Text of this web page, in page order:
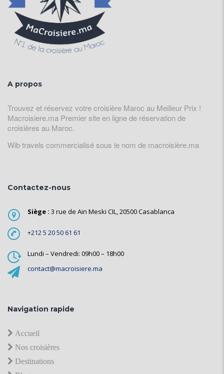
A propos
Trouvez et réservez votre croisière Maroc au Meilleur Prix !
Macroisiere.ma Premier site en ligne de réservation de
croisières au Maroc.
Wib travels commercialisé sous le nom de macroisière.ma
Contactez-nous
Siège : 3 rue de Ain Meski CIL, 20500 Casablanca
+212 5 20 50 61 61
Lundi – Vendredi: 09h00 – 18h00
contact@macroisiere.ma
Navigation rapide
Accueil
Nos croisières
Destinations